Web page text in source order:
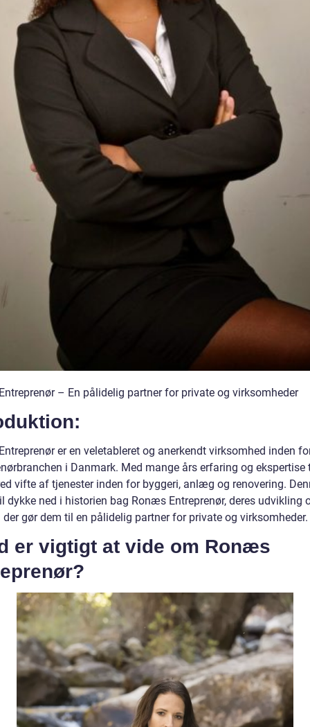
– En pålidelig partner for private og virksomheder
er en veletableret og anerkendt virksomhed inden
i Danmark. Med mange års erfaring og ekspertise
vifte af tjenester inden for byggeri, anlæg og renovering.
dykke ned i historien bag Ronæs Entreprenør, deres udvikling
der gør dem til en pålidelig partner for private og virksomheder.
er vigtigt at vide om Ronæs